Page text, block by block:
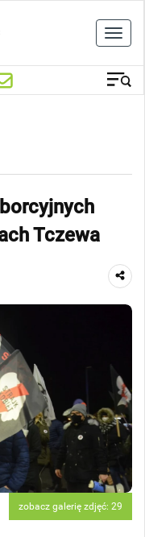
Toggle
Rozporządzenie Rady
Tczewa